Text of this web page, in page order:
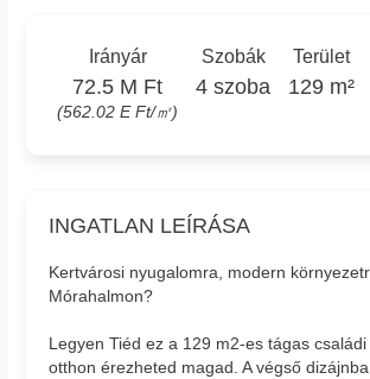
Irányár
72.5 M Ft
(562.02 E Ft/㎡)
Szobák
4 szoba
Terület
129 m²
INGATLAN LEÍRÁSA
Kertvárosi nyugalomra, modern
Mórahalmon?
Legyen Tiéd ez a 129 m2-es tágas
otthon érezheted magad. A végső